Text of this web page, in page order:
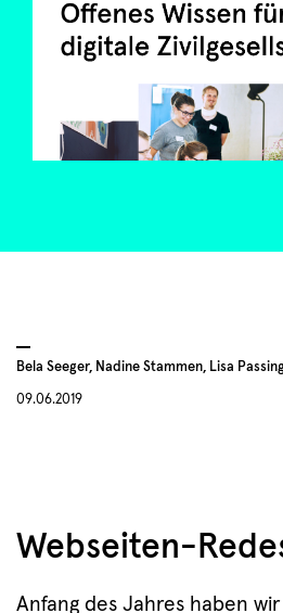
Bela Seeger, Nadine Stammen, Lisa Passing
09.06.2019
Webseiten-
Anfang des Jahres haben